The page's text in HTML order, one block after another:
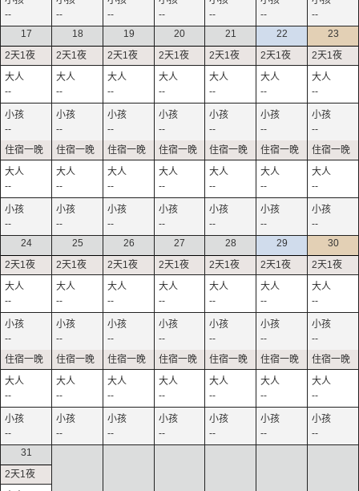
-- -- -- -- -- --
--
17
--
--
--
--
18
--
--
--
--
19
--
--
--
--
20
--
--
--
--
21
--
--
--
--
22
--
--
--
--
23
--
--
--
--
24
--
--
--
--
25
--
--
--
--
26
--
--
--
--
27
--
--
--
--
28
--
--
--
--
29
--
--
--
--
30
--
--
--
--
31